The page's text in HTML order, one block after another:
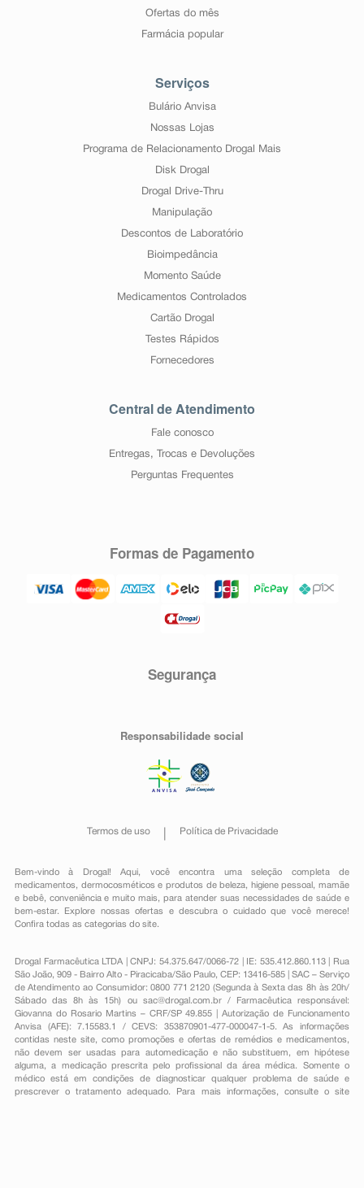
Ofertas do mês
Farmácia popular
Serviços
Bulário Anvisa
Nossas Lojas
Programa de Relacionamento Drogal Mais
Disk Drogal
Drogal Drive-Thru
Manipulação
Descontos de Laboratório
Bioimpedância
Momento Saúde
Medicamentos Controlados
Cartão Drogal
Testes Rápidos
Fornecedores
Central de Atendimento
Fale conosco
Entregas, Trocas e Devoluções
Perguntas Frequentes
Formas de Pagamento
Segurança
Responsabilidade social
Termos de uso Política de Privacidade
Bem-vindo à Drogal! Aqui, você encontra uma seleção completa de
medicamentos , dermocosméticos e produtos de beleza, higiene pessoal ,mamãe
e bebê, conveniênciae muito mais, para atender suas necessidades de saúde e
bem-estar. Explore nossas ofertas e descubra o cuidado que você merece!
Confira todas as categorias do site.
Drogal Farmacêutica LTDA | CNPJ: 54.375.647/0066-72 | IE: 535.412.860.113 | Rua
São João, 909 - Bairro Alto - Piracicaba/São Paulo, CEP: 13416-585 | SAC – Serviço
de Atendimento ao Consumidor: 0800 771 2120 (Segunda à Sexta das 8h às 20h/
Sábado das 8h às 15h) ou sac@drogal.com.br/ Farmacêutica responsável:
Giovanna do Rosario Martins – CRF/SP 49.855 | Autorização de Funcionamento
Anvisa (AFE): 7.15583.1 / CEVS: 353870901-477-000047-1-5. As informações
contidas neste site, como promoções e ofertas de remédios e medicamentos,
não devem ser usadas para automedicação e não substituem, em hipótese
alguma, a medicação prescrita pelo profissional da área médica. Somente o
médico está em condições de diagnosticar qualquer problema de saúde e
prescrever o tratamento adequado. Para mais informações, consulte o site